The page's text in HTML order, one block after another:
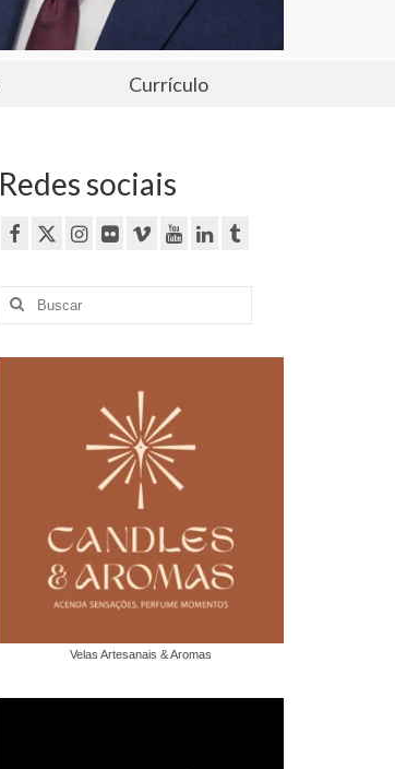
Currículo
Redes sociais
Buscar
Velas Artesanais & Aromas